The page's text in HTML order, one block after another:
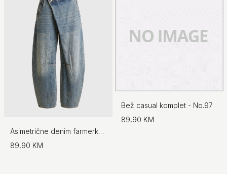
Asimetrične denim farmerke - No.97
89,90 KM
Bež casual komplet - No.97
89,90 KM